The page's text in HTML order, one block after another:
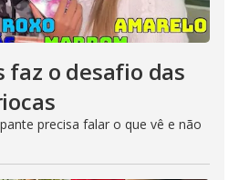
faz o desafio das
precisa falar o que vê e não